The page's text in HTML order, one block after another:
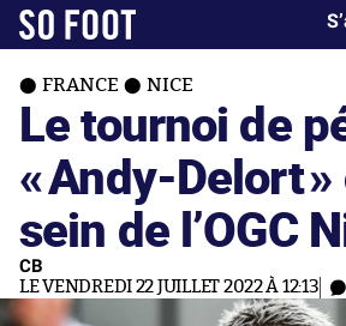
FRANCE NICE
Le tournoi de
«Andy-Delort
sein de l’OGC
CB
LE VENDREDI 22 JUILLET 2022 À 12:13